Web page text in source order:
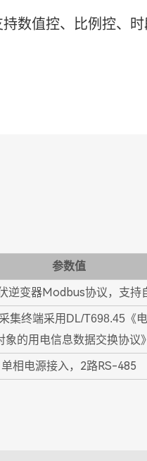
数值控、比例控、
参数值
逆变器Modbus协议，支持
集终端采用DL/T698.45《
象的用电信息数据交换协议
单相电源接入，2路RS-485